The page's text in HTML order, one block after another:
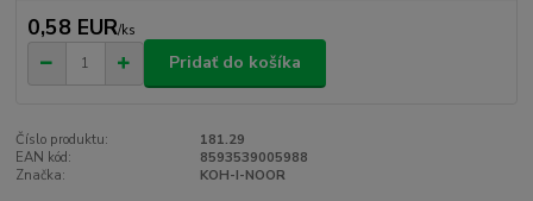
0,58 EUR/ks
Pridať do košíka
Číslo produktu:
181.29
EAN kód:
8593539005988
Značka:
KOH-I-NOOR